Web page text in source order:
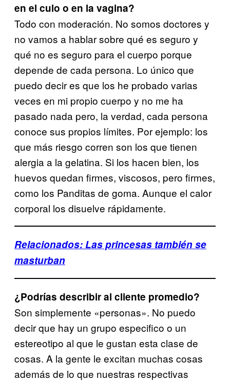
en el culo o en la vagina?
Todo con moderación. No somos doctores y
no vamos a hablar sobre qué es seguro y
qué no es seguro para el cuerpo porque
depende de cada persona. Lo único que
puedo decir es que los he probado varias
veces en mi propio cuerpo y no me ha
pasado nada pero, la verdad, cada persona
conoce sus propios límites. Por ejemplo: los
que más riesgo corren son los que tienen
alergia a la gelatina. Si los hacen bien, los
huevos quedan firmes, viscosos, pero firmes,
como los Panditas de goma. Aunque el calor
corporal los disuelve rápidamente.
Relacionados: Las princesas también se
masturban
¿Podrías describir al cliente promedio?
Son simplemente «personas». No puedo
decir que hay un grupo especifico o un
estereotipo al que le gustan esta clase de
cosas. A la gente le excitan muchas cosas
además de lo que nuestras respectivas